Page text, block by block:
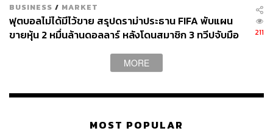
BUSINESS / MARKET
ฟุตบอลไม่ได้มีไว้ขาย สรุปดราม่าประธาน FIFA พับแผน
ขายหุ้น 2 หมื่นล้านดอลลาร์ หลังโดนสมาชิก 3 ทวีปจับมือ
211
MORE
MOST POPULAR